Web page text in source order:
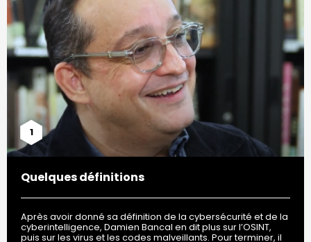
1
Quelques définitions
Après avoir donné sa définition de la cybersécurité et de la
cyberintelligence, Damien Bancal en dit plus sur l’OSINT,
puis sur les virus et les codes malveillants. Pour terminer, il